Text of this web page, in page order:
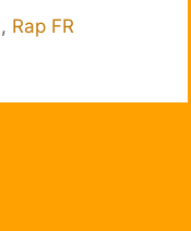
, Rap FR